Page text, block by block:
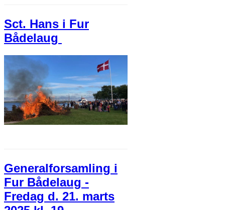
Sct. Hans i Fur
Bådelaug
Generalforsamling i
Fur Bådelaug -
Fredag d. 21. marts